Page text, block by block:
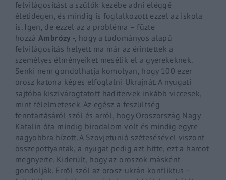
felvilágosítást a szülők kezébe adni eléggé
életidegen, és mindig is foglalkozott ezzel az iskola
is. Igen, de ezzel az a probléma – fűzte
hozzá Ambrózy -, hogy a tudományos alapú
felvilágosítás helyett ma már az érintettek a
személyes élményeiket mesélik el a gyerekeknek.
Senki nem gondolhatja komolyan, hogy 100 ezer
orosz katona képes elfoglalni Ukrajnát. A nyugati
sajtóba kiszivárogtatott haditervek inkább viccesek,
mint félelmetesek. Az egész a feszültség
fenntartásáról szól és arról, hogy Oroszország Nagy
Katalin óta mindig birodalom volt és mindig egyre
nagyobbra hízott. A Szovjetunió szétesésével viszont
összepottyantak, a nyugat pedig azt hitte, ezt a harcot
megnyerte. Kiderült, hogy az oroszok másként
gondolják. Erről szól az orosz-ukrán konfliktus –